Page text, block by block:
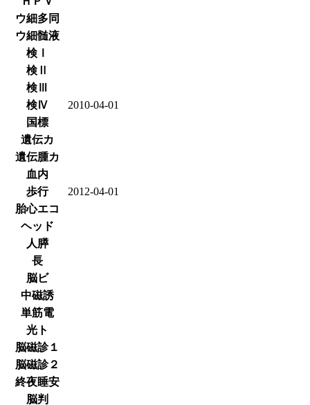
ウ細多同
ウ細髄液
検Ⅰ
検Ⅱ
検Ⅲ
検Ⅳ
2010-04-01
国標
遺伝カ
遺伝腫カ
血内
歩行
2012-04-01
胎心エコ
ヘッド
人膵
長
脳ビ
中磁誘
単筋電
光ト
脳磁診１
脳磁診２
終夜睡安
脳判